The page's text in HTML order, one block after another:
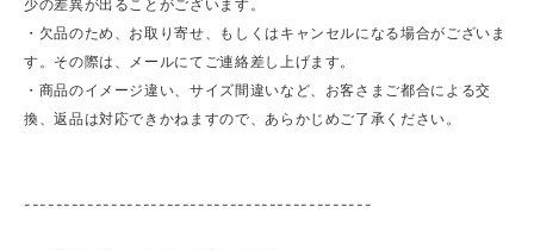
少の差異が出ることがございます。
・欠品のため、お取り寄せ、もしくはキャンセルになる場合がございま
す。その際は、メールにてご連絡差し上げます。
・商品のイメージ違い、サイズ間違いなど、お客さまご都合による交
換、返品は対応できかねますので、あらかじめご了承ください。
--------------------------------------------